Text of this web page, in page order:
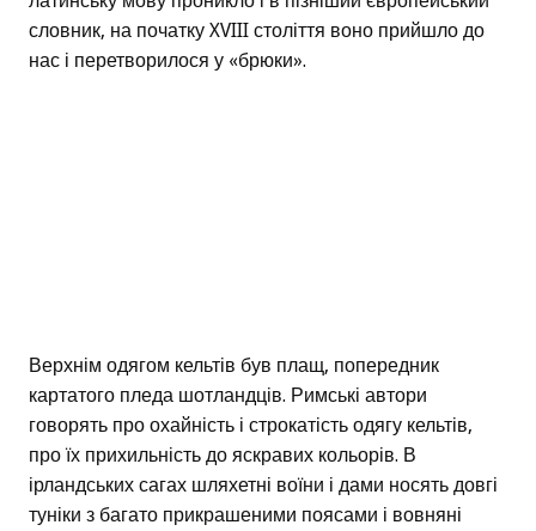
словник, на початку XVIII століття воно прийшло до
нас і перетворилося у «брюки».
Верхнім одягом кельтів був плащ, попередник
картатого пледа шотландців. Римські автори
говорять про охайність і строкатість одягу кельтів,
про їх прихильність до яскравих кольорів. В
ірландських сагах шляхетні воїни і дами носять довгі
туніки з багато прикрашеними поясами і вовняні